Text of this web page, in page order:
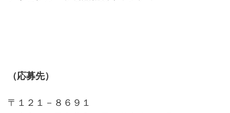
（応募先）
〒１２１－８６９１